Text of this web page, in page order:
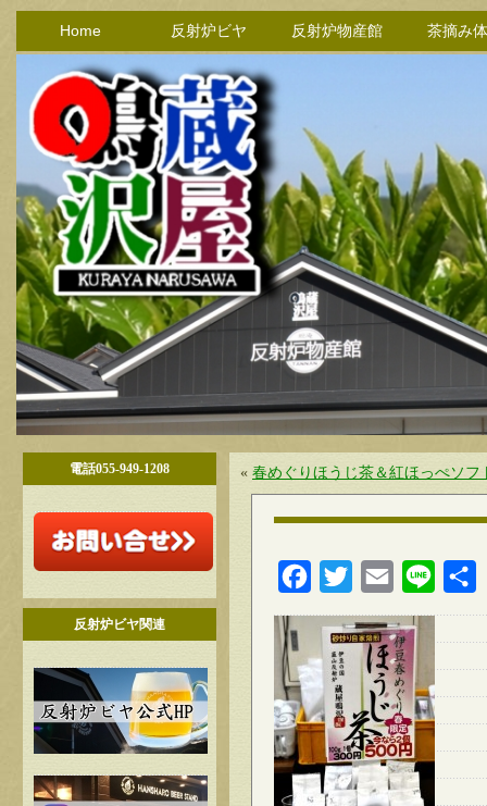
Home 反射炉ビヤ 反射炉物産館 茶摘み
電話055-949-1208
反射炉ビヤ関連
« 春めぐりほうじ茶＆紅ほっぺソフ
FacebookTwitter Email Line